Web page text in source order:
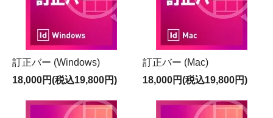
訂正バー (Windows)
18,000円(税込19,800円)
訂正バー (Mac)
18,000円(税込19,800円)